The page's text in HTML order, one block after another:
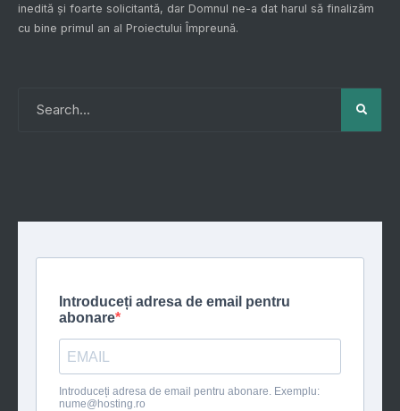
inedită și foarte solicitantă, dar Domnul ne-a dat harul să finalizăm
cu bine primul an al Proiectului Împreună.